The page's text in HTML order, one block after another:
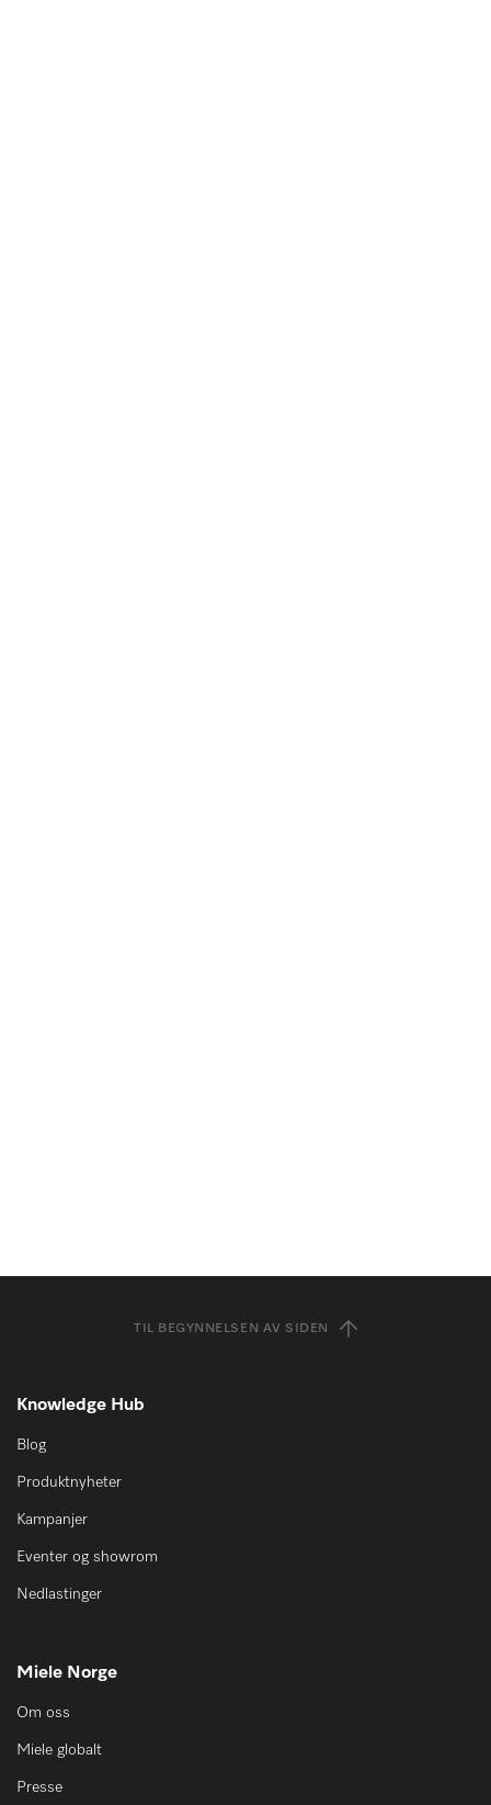
TIL BEGYNNELSEN AV SIDEN
Knowledge Hub
Blog
Produktnyheter
Kampanjer
Eventer og showrom
Nedlastinger
Miele Norge
Om oss
Miele globalt
Presse